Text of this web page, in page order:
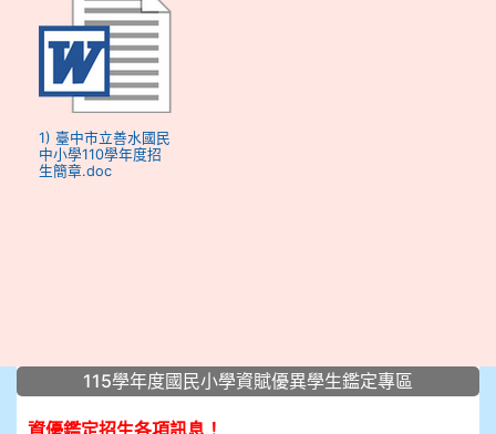
1) 臺中市立善水國民
中小學110學年度招
生簡章.doc
::: 115學年度國民小學資賦優異學生鑑定專區
資優鑑定招生各項訊息！